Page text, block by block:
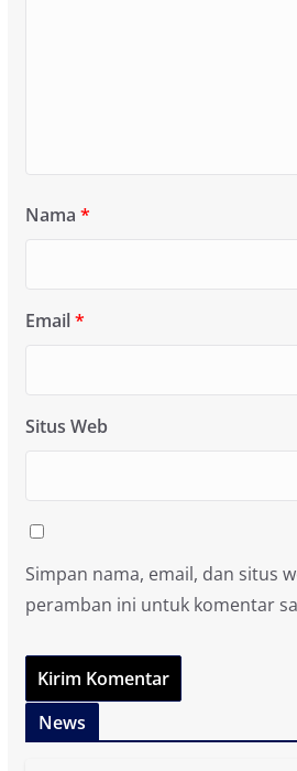
Nama *
Email*
Situs Web
Simpan nama, email, dan situs
peramban ini untuk komentar
News